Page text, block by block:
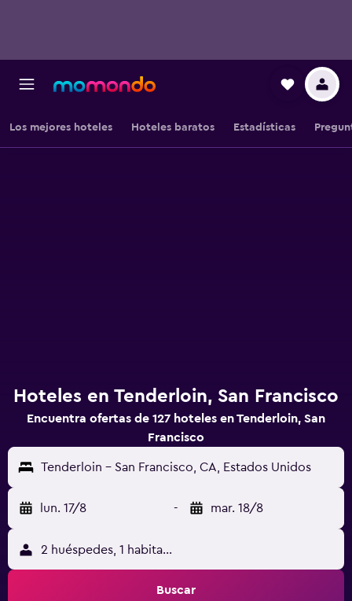
Los mejores hoteles Hoteles baratos Estadísticas
Hoteles en Tenderloin, San Francisco
Encuentra ofertas de 127 hoteles en Tenderloin, San
Francisco
Tenderloin - San Francisco, CA, Estados Unidos
lun. 17/8 - mar. 18/8
2 huéspedes, 1 habitación
Buscar